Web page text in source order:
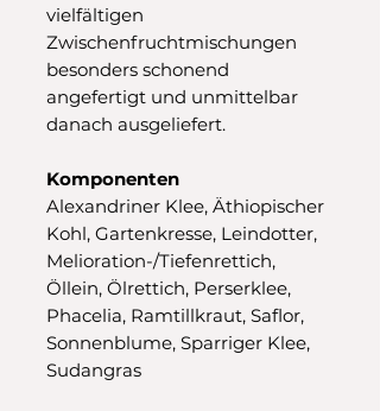
vielfältigen
Zwischenfruchtmischungen
besonders schonend
angefertigt und unmittelbar
danach ausgeliefert.
Komponenten
Alexandriner Klee, Äthiopischer
Kohl, Gartenkresse, Leindotter,
Melioration-/Tiefenrettich,
Öllein, Ölrettich, Perserklee,
Phacelia, Ramtillkraut, Saflor,
Sonnenblume, Sparriger Klee,
Sudangras